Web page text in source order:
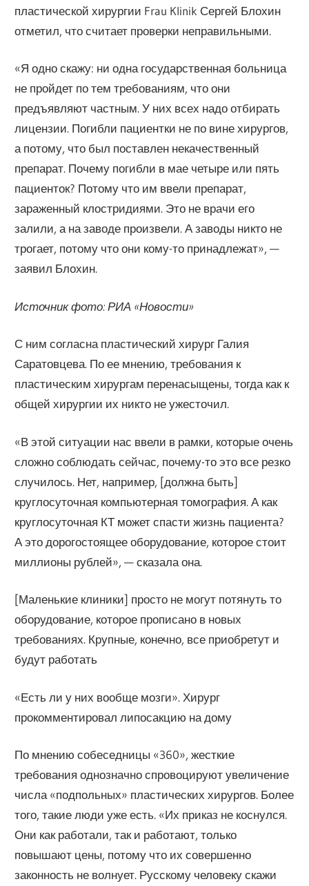
пластической хирургии Frau Klinik Сергей Блохин
отметил, что считает проверки неправильными.
«Я одно скажу: ни одна государственная больница
не пройдет по тем требованиям, что они
предъявляют частным. У них всех надо отбирать
лицензии. Погибли пациентки не по вине хирургов,
а потому, что был поставлен некачественный
препарат. Почему погибли в мае четыре или пять
пациенток? Потому что им ввели препарат,
зараженный клостридиями. Это не врачи его
залили, а на заводе произвели. А заводы никто не
трогает, потому что они кому-то принадлежат», —
заявил Блохин.
Источник фото: РИА «Новости»
С ним согласна пластический хирург Галия
Саратовцева. По ее мнению, требования к
пластическим хирургам перенасыщены, тогда как к
общей хирургии их никто не ужесточил.
«В этой ситуации нас ввели в рамки, которые очень
сложно соблюдать сейчас, почему-то это все резко
случилось. Нет, например, [должна быть]
круглосуточная компьютерная томография. А как
круглосуточная КТ может спасти жизнь пациента?
А это дорогостоящее оборудование, которое стоит
миллионы рублей», — сказала она.
[Маленькие клиники] просто не могут потянуть то
оборудование, которое прописано в новых
требованиях. Крупные, конечно, все приобретут и
будут работать
«Есть ли у них вообще мозги». Хирург
прокомментировал липосакцию на дому
По мнению собеседницы «360», жесткие
требования однозначно спровоцируют увеличение
числа «подпольных» пластических хирургов. Более
того, такие люди уже есть. «Их приказ не коснулся.
Они как работали, так и работают, только
повышают цены, потому что их совершенно
законность не волнует. Русскому человеку скажи